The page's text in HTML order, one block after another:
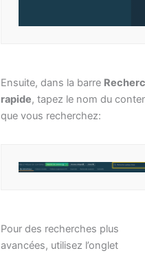
Ensuite, dans la barre
rapide, tapez le nom du
que vous recherchez:
Pour des recherches plus
avancées, utilisez l’onglet